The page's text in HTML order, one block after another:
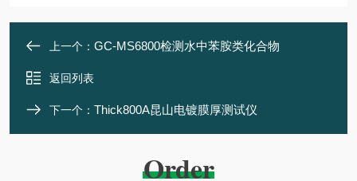
上一个： GC-MS6800检测水中苯胺类化合物
返回列表
下一个： Thick800A昆山电镀膜厚测试仪
Order